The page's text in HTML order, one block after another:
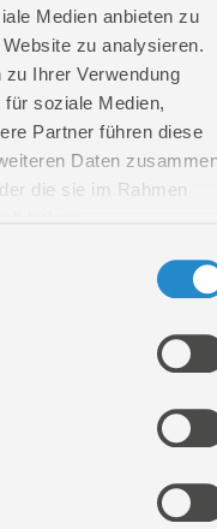
Medien anbieten zu
zu analysieren.
Ihrer Verwendung
soziale Medien,
Partner führen diese
Daten
die sie im Rahmen